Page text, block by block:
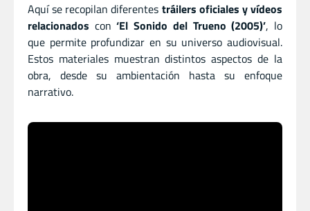
Aquí se recopilan diferentes tráilers oficiales y vídeos
relacionados con‘El Sonido del Trueno (2005)’, lo
que permite profundizar en su universo audiovisual.
Estos materiales muestran distintos aspectos de la
obra, desde su ambientación hasta su enfoque
narrativo.